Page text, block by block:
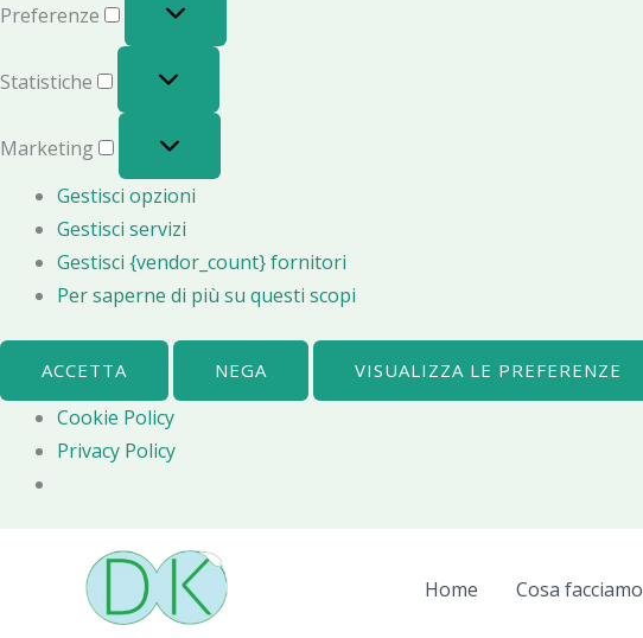
Preferenze
Statistiche
Marketing
Gestisci opzioni
Gestisci servizi
Gestisci {vendor_count} fornitori
Per saperne di più su questi scopi
ACCETTA NEGA VISUALIZZA LE PREFERENZE
Cookie Policy
Privacy Policy
Home Cosa facciamo